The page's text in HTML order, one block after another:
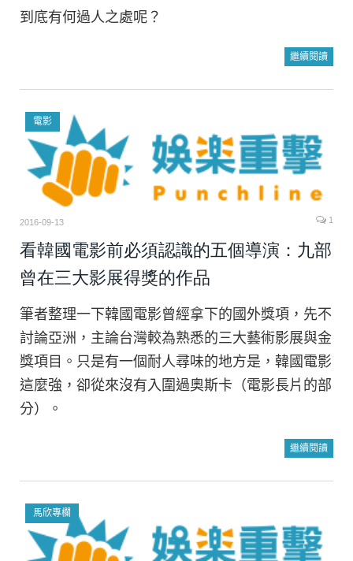
到底有何過人之處呢？
繼續閱讀
電影
2016-09-13 1
看韓國電影前必須認識的五個導演：九部
曾在三大影展得獎的作品
筆者整理一下韓國電影曾經拿下的國外獎項，先不
討論亞洲，主論台灣較為熟悉的三大藝術影展與金
獎項目。只是有一個耐人尋味的地方是，韓國電影
這麼強，卻從來沒有入圍過奧斯卡（電影長片的部
分）。
繼續閱讀
馬欣專欄